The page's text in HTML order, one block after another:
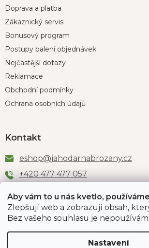
Aby vám to u nás kvetlo,
Zlepšují web a zobrazují obsah,
Bez vašeho souhlasu je
Nastavení
Doprava a platba
Zákaznický servis
Bonusový program
Postupy balení objednávek
Nejčastější dotazy
Reklamace
Obchodní podmínky
Ochrana osobních údajů
Kontakt
eshop@jahodarnabrozany.cz
+420 477 477 057
Odběr newsletteru